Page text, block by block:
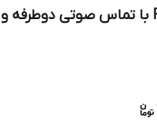
PetPhone با تماس صوتی دوطرفه و